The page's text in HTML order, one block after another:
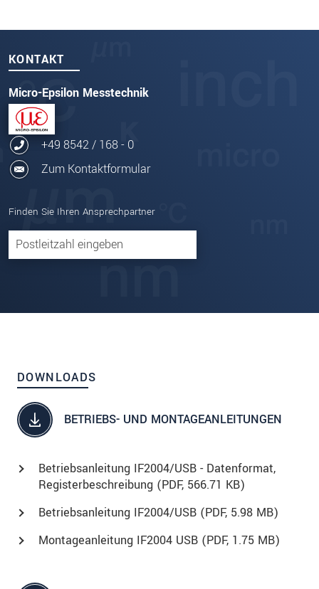
KONTAKT
Micro-Epsilon Messtechnik
+49 8542 / 168 - 0
Zum Kontaktformular
Finden Sie Ihren Ansprechpartner
DOWNLOADS
BETRIEBS- UND MONTAGEANLEITUNGEN
Betriebsanleitung IF2004/USB - Datenformat,
Registerbeschreibung (PDF, 566.71 KB)
Betriebsanleitung IF2004/USB (PDF, 5.98 MB)
Montageanleitung IF2004 USB (PDF, 1.75 MB)